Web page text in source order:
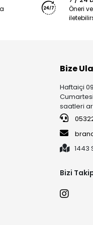
Öneri
Bize
Haftaiçi
Cumartesi
saatleri
1443
Bizi